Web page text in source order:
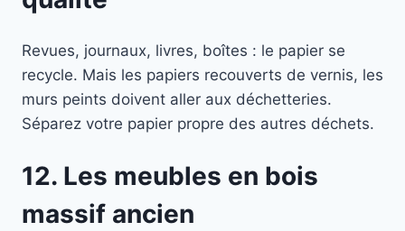
Revues, journaux, livres, boîtes : le papier se
recycle. Mais les papiers recouverts de vernis, les
murs peints doivent aller aux déchetteries.
Séparez votre papier propre des autres déchets.
12. Les meubles en bois
massif ancien